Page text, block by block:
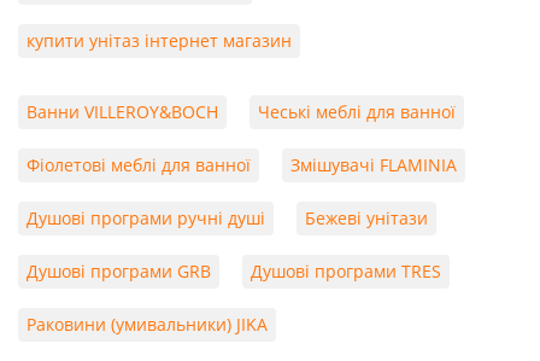
купити унітаз інтернет магазин
Ванни VILLEROY&BOCH Чеські меблі для ванної
Фіолетові меблі для ванної Змішувачі FLAMINIA
Душові програми ручні душі Бежеві унітази
Душові програми GRB Душові програми TRES
Раковини (умивальники) JIKA